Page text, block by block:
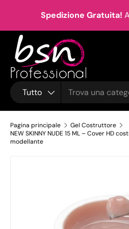
Passa ai contenuti
Spedizione Gratuita!
Cerca
Tipo prodotto
Tutto
Pagina principale
Gel Costruttore
NEW SKINNY NUDE 15 ML – Cover HD
modellante